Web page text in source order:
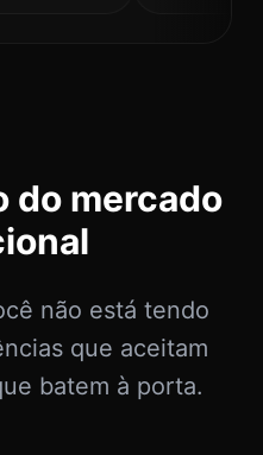
do mercado
não está tendo
que aceitam
batem à porta.